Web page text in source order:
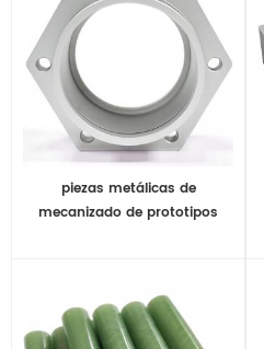
piezas metálicas de
mecanizado de prototipos